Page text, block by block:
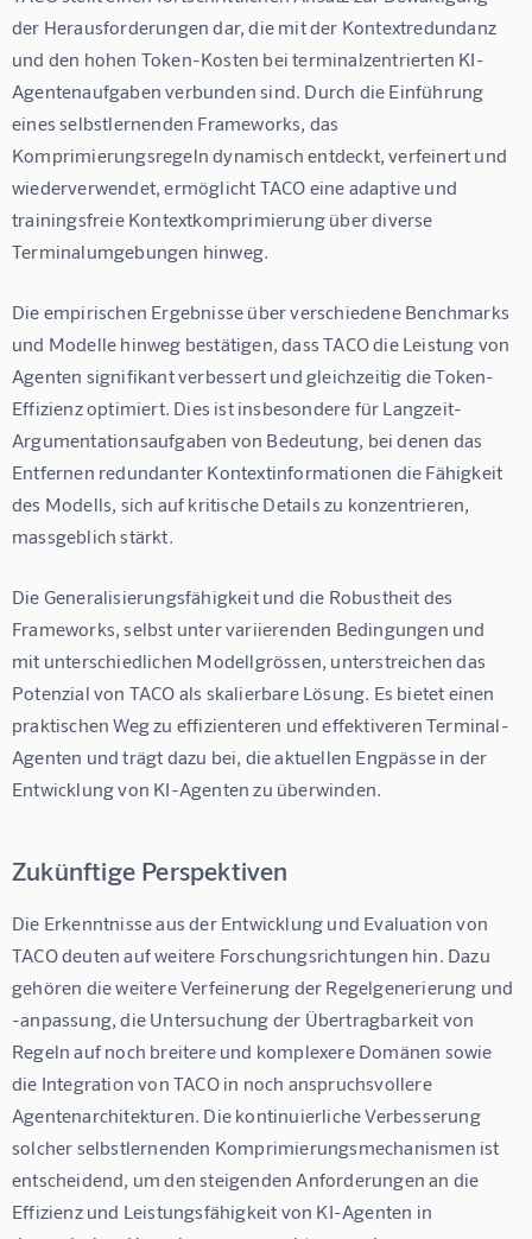
der Herausforderungen dar, die mit der Kontextredundanz
und den hohen Token-Kosten bei terminalzentrierten KI-
Agentenaufgaben verbunden sind. Durch die Einführung
eines selbstlernenden Frameworks, das
Komprimierungsregeln dynamisch entdeckt, verfeinert und
wiederverwendet, ermöglicht TACO eine adaptive und
trainingsfreie Kontextkomprimierung über diverse
Terminalumgebungen hinweg.
Die empirischen Ergebnisse über verschiedene Benchmarks
und Modelle hinweg bestätigen, dass TACO die Leistung von
Agenten signifikant verbessert und gleichzeitig die Token-
Effizienz optimiert. Dies ist insbesondere für Langzeit-
Argumentationsaufgaben von Bedeutung, bei denen das
Entfernen redundanter Kontextinformationen die Fähigkeit
des Modells, sich auf kritische Details zu konzentrieren,
massgeblich stärkt.
Die Generalisierungsfähigkeit und die Robustheit des
Frameworks, selbst unter variierenden Bedingungen und
mit unterschiedlichen Modellgrössen, unterstreichen das
Potenzial von TACO als skalierbare Lösung. Es bietet einen
praktischen Weg zu effizienteren und effektiveren Terminal-
Agenten und trägt dazu bei, die aktuellen Engpässe in der
Entwicklung von KI-Agenten zu überwinden.
Zukünftige Perspektiven
Die Erkenntnisse aus der Entwicklung und Evaluation von
TACO deuten auf weitere Forschungsrichtungen hin. Dazu
gehören die weitere Verfeinerung der Regelgenerierung und
-anpassung, die Untersuchung der Übertragbarkeit von
Regeln auf noch breitere und komplexere Domänen sowie
die Integration von TACO in noch anspruchsvollere
Agentenarchitekturen. Die kontinuierliche Verbesserung
solcher selbstlernenden Komprimierungsmechanismen ist
entscheidend, um den steigenden Anforderungen an die
Effizienz und Leistungsfähigkeit von KI-Agenten in